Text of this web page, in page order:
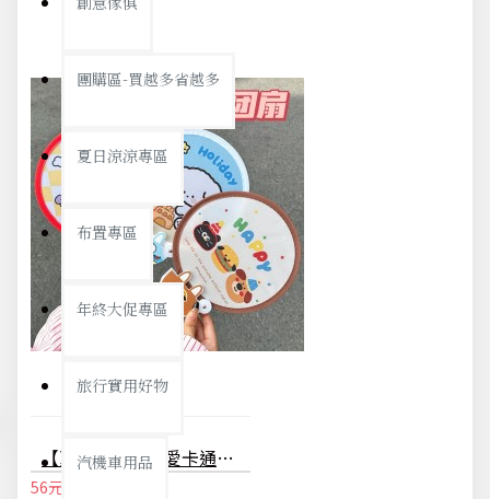
團購區-買越多省越多
夏日涼涼專區
布置專區
年終大促專區
旅行實用好物
汽機車用品 【夏日清涼】可愛卡通折疊圓扇 - 少女心便攜迷你手持團扇
56元